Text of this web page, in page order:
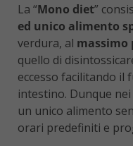
La “Mono diet”
ed unico alimento
verdura, al massimo
quello di
eccesso facilitando il
intestino. Dunque
un unico alimento
orari predefiniti e